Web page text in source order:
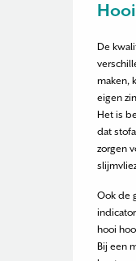
De
maken,
eigen
Het is
dat
zorgen
Ook de
hooi
Bij een